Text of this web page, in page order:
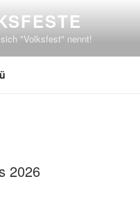
"Volksfest" nennt!
2026